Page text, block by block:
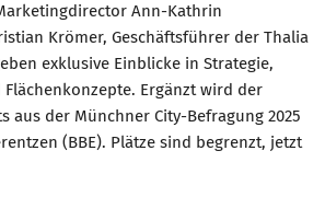
Ann-Kathrin
Krömer, Geschäftsführer der Thalia
exklusive Einblicke in Strategie,
Ergänzt wird der
aus der Münchner City-Befragung 2025
(BBE). Plätze sind begrenzt, jetzt